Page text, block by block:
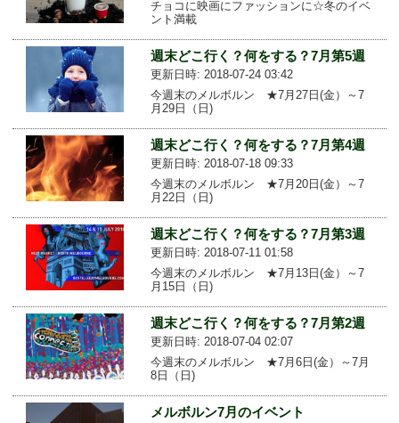
チョコに映画にファッションに☆冬のイベ
ント満載
週末どこ行く？何をする？7月第5週
更新日時: 2018-07-24 03:42
今週末のメルボルン ★7月27日(金）～7
月29日（日)
週末どこ行く？何をする？7月第4週
更新日時: 2018-07-18 09:33
今週末のメルボルン ★7月20日(金）～7
月22日（日)
週末どこ行く？何をする？7月第3週
更新日時: 2018-07-11 01:58
今週末のメルボルン ★7月13日(金）～7
月15日（日)
週末どこ行く？何をする？7月第2週
更新日時: 2018-07-04 02:07
今週末のメルボルン ★7月6日(金）～7月
8日（日)
メルボルン7月のイベント